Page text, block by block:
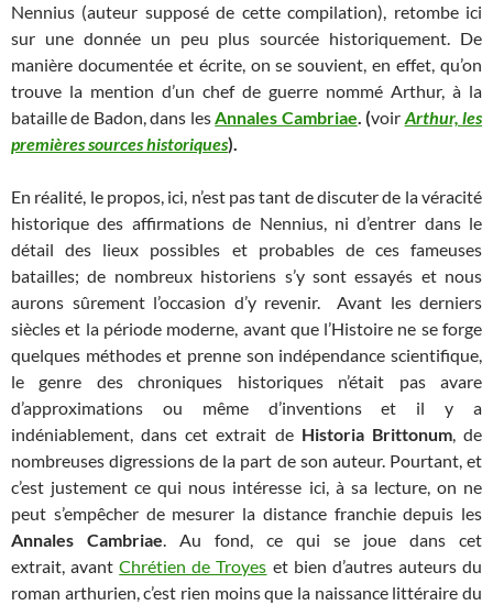
Nennius (auteur supposé de cette compilation), retombe ici
sur une donnée un peu plus sourcée historiquement. De
manière documentée et écrite, on se souvient, en effet, qu’on
trouve la mention d’un chef de guerre nommé Arthur, à la
bataille de Badon, dans lesAnnales Cambriae. (voir Arthur, les
premières sources historiques).
En réalité, le propos, ici, n’est pas tant de discuter de la véracité
historique des affirmations de Nennius, ni d’entrer dans le
détail des lieux possibles et probables de ces fameuses
batailles; de nombreux historiens s’y sont essayés et nous
aurons sûrement l’occasion d’y revenir. Avant les derniers
siècles et la période moderne, avant que l’Histoire ne se forge
quelques méthodes et prenne son indépendance scientifique,
le genre des chroniques historiques n’était pas avare
d’approximations ou même d’inventions et il y a
indéniablement, dans cet extrait de Historia Brittonum, de
nombreuses digressions de la part de son auteur. Pourtant, et
c’est justement ce qui nous intéresse ici, à sa lecture, on ne
peut s’empêcher de mesurer la distance franchie depuis les
Annales Cambriae. Au fond, ce qui se joue dans cet
extrait, avantChrétien de Troyes et bien d’autres auteurs du
roman arthurien, c’est rien moins que la naissance littéraire du